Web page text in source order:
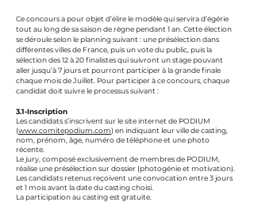
Ce concours a pour objet d’élire le modèle qui servira d’égérie
tout au long de sa saison de règne pendant 1 an. Cette élection
se déroule selon le planning suivant : une présélection dans
différentes villes de France, puis un vote du public, puis la
sélection des 12 à 20 finalistes qui suivront un stage pouvant
aller jusqu’à 7 jours et pourront participer à la grande finale
chaque mois de Juillet. Pour participer à ce concours, chaque
candidat doit suivre le processus suivant :
3.1-Inscription
Les candidats s’inscrivent sur le site internet de PODIUM
(www.comitepodium.com) en indiquant leur ville de casting,
nom, prénom, âge, numéro de téléphone et une photo
récente.
Le jury, composé exclusivement de membres de PODIUM,
réalise une présélection sur dossier (photogénie et motivation).
Les candidats retenus reçoivent une convocation entre 3 jours
et 1 mois avant la date du casting choisi.
La participation au casting est gratuite.